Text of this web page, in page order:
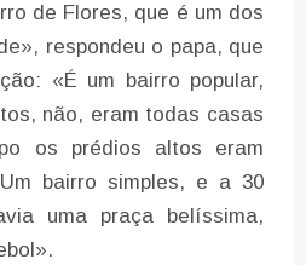
de Flores, que é um dos
respondeu o papa, que
«É um bairro popular,
não, eram todas casas
os prédios altos eram
bairro simples, e a 30
uma praça belíssima,